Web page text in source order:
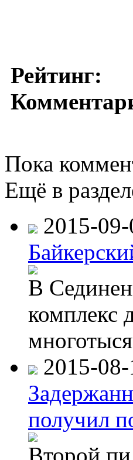
Рейтинг:
Пока
Ещё в
2015-
В
комплекс
2015-
получил
Второй